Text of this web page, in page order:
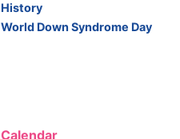
History
World Down Syndrome Day
Calendar